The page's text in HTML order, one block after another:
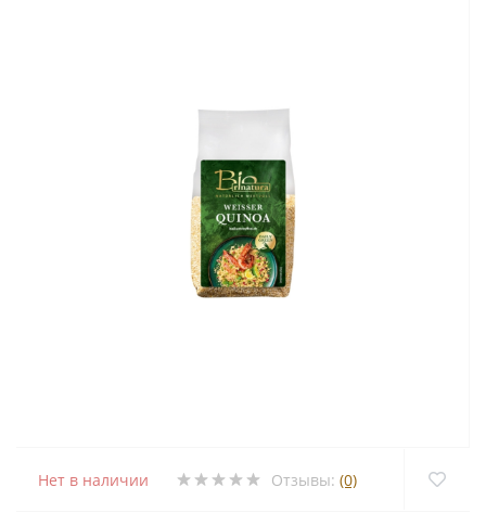
Нет в наличии Отзывы: (0)